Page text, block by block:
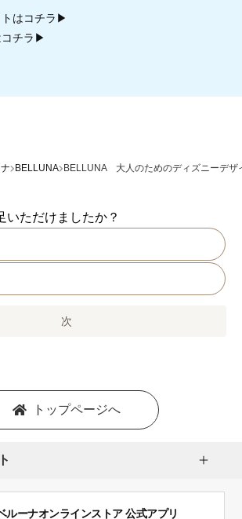
BELLUNA BELLUNA 大人のためのディズニーデザ
はコチラ▶
コチラ▶
いただけましたか？
次
トップページへ
ルーナオンラインストア 公式アプリ